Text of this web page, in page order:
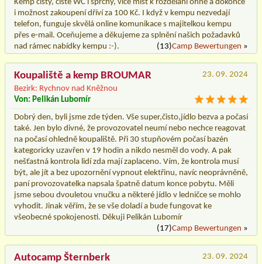
Kemp čistý, čisté WC i sprchy, více míst k rozdělání ohně a dokonce
i možnost zakoupení dříví za 100 Kč. I když v kempu nezvedají
telefon, funguje skvělá online komunikace s majitelkou kempu
přes e-mail. Oceňujeme a děkujeme za splnění našich požadavků
nad rámec nabídky kempu :-).
(13)Camp Bewertungen »
Koupaliště a kemp BROUMAR
Bezirk: Rychnov nad Kněžnou
23. 09. 2024
Von: Pelikán Lubomír
Dobrý den, byli jsme zde týden. Vše super,čisto,jídlo bezva a počasí
také. Jen bylo divné, že provozovatel neumí nebo nechce reagovat
na počasí ohledně koupaliště. Při 30 stupňovém počasí bazén
kategoricky uzavřen v 19 hodin a nikdo nesměl do vody. A pak
nešťastná kontrola lidí zda mají zaplaceno. Vím, že kontrola musí
být, ale jít a bez upozornění vypnout elektřinu, navíc neoprávněně,
paní provozovatelka napsala špatně datum konce pobytu. Měli
jsme sebou dvouletou vnučku a některé jídlo v ledničce se mohlo
vyhodit. Jinak věřím, že se vše doladí a bude fungovat ke
všeobecné spokojenosti. Děkuji Pelikán Lubomír
(17)Camp Bewertungen »
Autocamp Šternberk 23. 09. 2024